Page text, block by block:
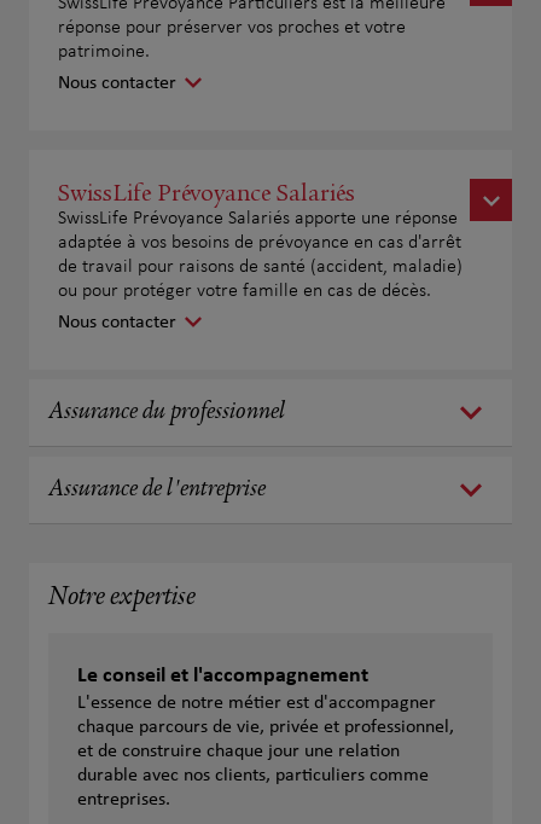
réponse pour préserver vos proches et votre
patrimoine.
Nous contacter
SwissLife Prévoyance Salariés
SwissLife Prévoyance Salariés apporte une réponse
adaptée à vos besoins de prévoyance en cas d'arrêt
de travail pour raisons de santé (accident, maladie)
ou pour protéger votre famille en cas de décès.
Nous contacter
Assurance du professionnel
Assurance de l'entreprise
Notre expertise
Le conseil et l'accompagnement
L'essence de notre métier est d'accompagner
chaque parcours de vie, privée et professionnel,
et de construire chaque jour une relation
durable avec nos clients, particuliers comme
entreprises.